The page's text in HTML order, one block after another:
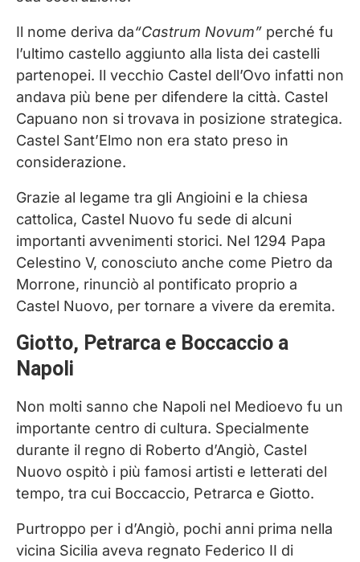
Il nome deriva da“Castrum Novum” perché fu
l’ultimo castello aggiunto alla lista dei castelli
partenopei. Il vecchio Castel dell’Ovo infatti non
andava più bene per difendere la città. Castel
Capuano non si trovava in posizione strategica.
Castel Sant’Elmo non era stato preso in
considerazione.
Grazie al legame tra gli Angioini e la chiesa
cattolica, Castel Nuovo fu sede di alcuni
importanti avvenimenti storici. Nel 1294 Papa
Celestino V, conosciuto anche come Pietro da
Morrone, rinunciò al pontificato proprio a
Castel Nuovo, per tornare a vivere da eremita.
Giotto, Petrarca e Boccaccio a
Napoli
Non molti sanno che Napoli nel Medioevo fu un
importante centro di cultura. Specialmente
durante il regno di Roberto d’Angiò, Castel
Nuovo ospitò i più famosi artisti e letterati del
tempo, tra cui Boccaccio, Petrarca e Giotto.
Purtroppo per i d’Angiò, pochi anni prima nella
vicina Sicilia aveva regnato Federico II di